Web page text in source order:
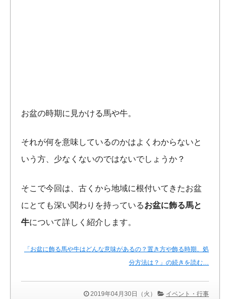
お盆の時期に見かける馬や牛。
それが何を意味しているのかはよくわからないと
いう方、少なくないのではないでしょうか？
そこで今回は、古くから地域に根付いてきたお盆
にとても深い関わりを持っているお盆に飾る馬と
牛について詳しく紹介します。
「お盆に飾る馬や牛はどんな意味があるの？置き方や飾る時期、処
分方法は？」の続きを読む…
2019年04月30日（火） イベント・行事